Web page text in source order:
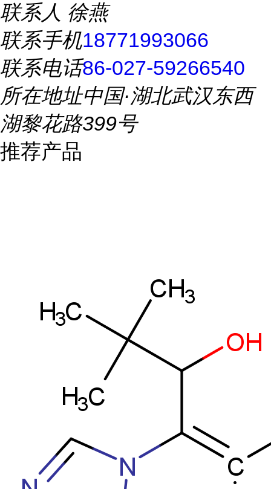
联系人 徐燕
联系手机18771993066
联系电话86-027-59266540
所在地址中国·湖北武汉东西
湖黎花路399号
推荐产品